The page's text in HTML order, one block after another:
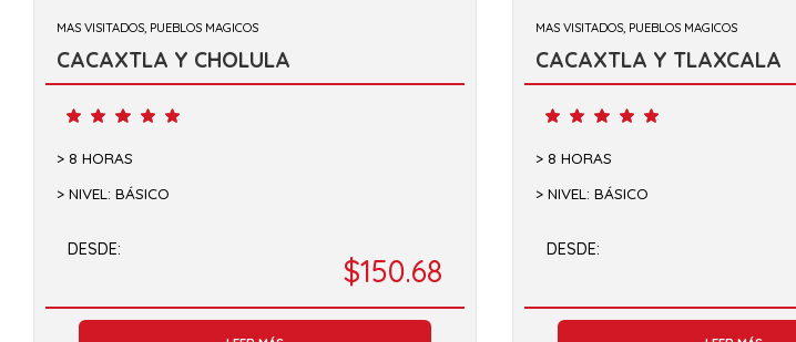
MAS VISITADOS, PUEBLOS MAGICOS
CACAXTLA Y CHOLULA
8 HORAS
NIVEL: BÁSICO
DESDE:
$150.68
MAS VISITADOS, PUEBLOS MAGICOS
CACAXTLA Y TLAXCALA
8 HORAS
NIVEL: BÁSICO
DESDE: